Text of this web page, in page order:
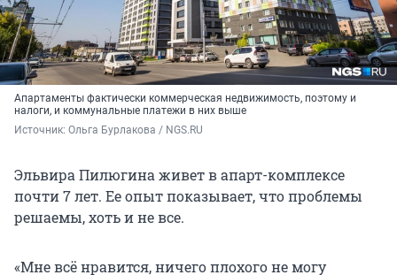
Апартаменты фактически коммерческая недвижимость, поэтому и
налоги, и коммунальные платежи в них выше
Источник: Ольга Бурлакова / NGS.RU
Эльвира Пилюгина живет в апарт-комплексе
почти 7 лет. Ее опыт показывает, что проблемы
решаемы, хоть и не все.
«Мне всё нравится, ничего плохого не могу